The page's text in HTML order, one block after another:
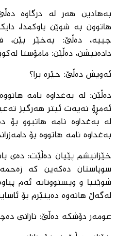
بەھادین ھەر لە درگاوە
ھاتوون بە شوێن باوکمدا،
چییە، دەڵێ: بەخێر بێن،
دادەنیشن، دەڵێن: مامۆستا
ئەویش دەڵێ: خێرە برا؟
دەڵێن: لە بەغداوە نامە
ئەمڕۆ نەیەت ئیتر ھەرگیز
لە بەغداوە نامە ھاتبوو بۆ
بەغداوە نامە ھاتووە بۆ
خێزانیشم پێیان دەڵێت: دەی
سوپاستان دەکەین کە
شوێنیا و ویستووتانە ئەم
لەگەڵ ھاتەوە دەینێرم بۆ
عومەر دۆشکە دەڵێ: نازانی